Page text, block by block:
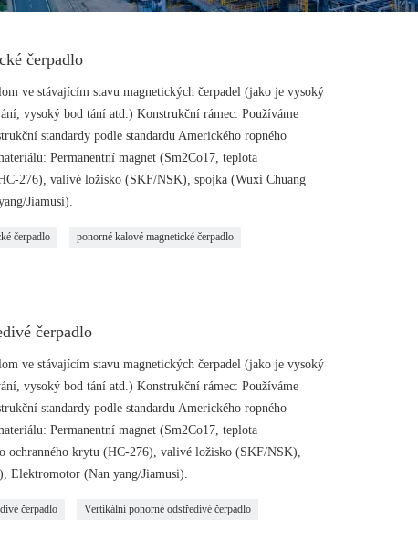
čerpadlo
ve stávajícím stavu magnetických čerpadel (jako je vysoký
vysoký bod tání atd.) Konstrukční rámec: Používáme
standardy podle standardu Amerického ropného
Permanentní magnet (Sm2Co17, teplota
276), valivé ložisko (SKF/NSK), spojka (Wuxi Chuang
Jiamusi).
čerpadlo ponorné kalové magnetické čerpadlo
čerpadlo
ve stávajícím stavu magnetických čerpadel (jako je vysoký
vysoký bod tání atd.) Konstrukční rámec: Používáme
standardy podle standardu Amerického ropného
Permanentní magnet (Sm2Co17, teplota
krytu (HC-276), valivé ložisko (SKF/NSK),
Elektromotor (Nan yang/Jiamusi).
čerpadlo Vertikální ponorné odstředivé čerpadlo